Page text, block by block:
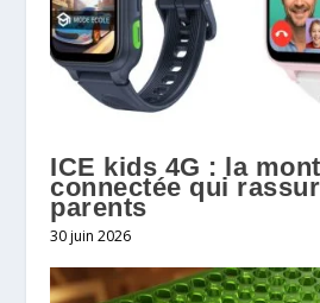
ICE kids 4G : la
connectée qui
parents
30 juin 2026